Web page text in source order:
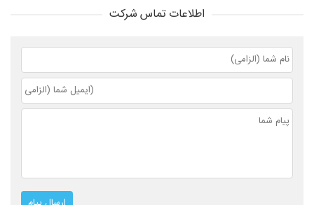
اطلاعات تماس شرکت